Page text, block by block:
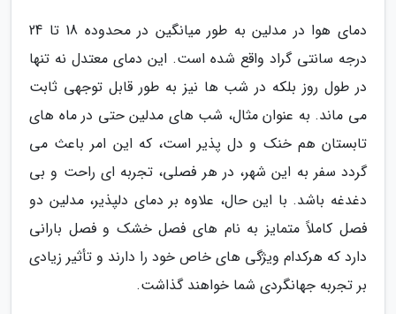
دمای هوا در مدلین به طور میانگین در محدوده 18 تا 24
درجه سانتی گراد واقع شده است. این دمای معتدل نه تنها
در طول روز بلکه در شب ها نیز به طور قابل توجهی ثابت
می ماند. به عنوان مثال، شب های مدلین حتی در ماه های
تابستان هم خنک و دل پذیر است، که این امر باعث می
گردد سفر به این شهر، در هر فصلی، تجربه ای راحت و بی
دغدغه باشد. با این حال، علاوه بر دمای دلپذیر، مدلین دو
فصل کاملاً متمایز به نام های فصل خشک و فصل بارانی
دارد که هرکدام ویژگی های خاص خود را دارند و تأثیر زیادی
بر تجربه جهانگردی شما خواهند گذاشت.